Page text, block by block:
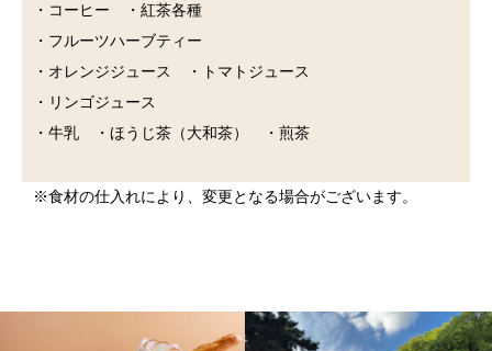
・コーヒー ・紅茶各種
・フルーツハーブティー
・オレンジジュース ・トマトジュース
・リンゴジュース
・牛乳 ・ほうじ茶（大和茶） ・煎茶
※食材の仕入れにより、変更となる場合がございます。